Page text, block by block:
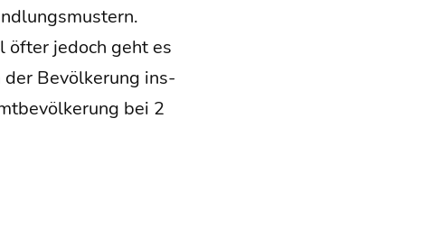
öfter jedoch geht es
der Bevöl­ke­rung ins­
bei 2